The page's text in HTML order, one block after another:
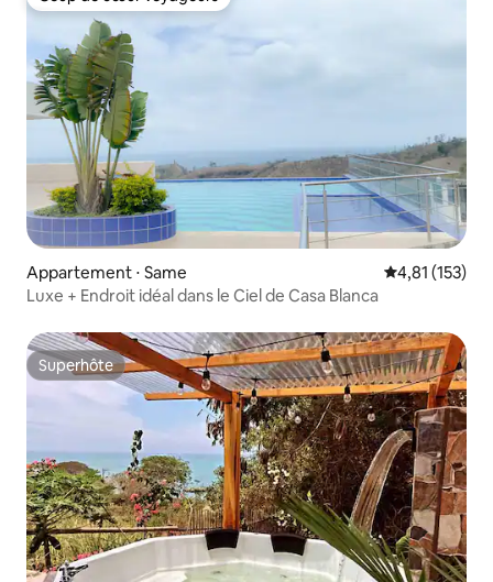
Coup de cœur voyageurs
Appartement ⋅ Same Évaluation
4,81 (153)
Luxe + Endroit idéal dans le Ciel de Casa Blanca
Superhôte
Superhôte